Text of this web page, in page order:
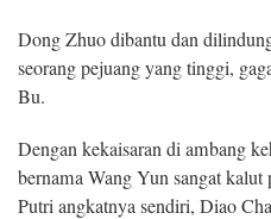
Dong Zhuo dibantu dan
seorang pejuang yang tinggi,
Bu.
Dengan kekaisaran di ambang
bernama Wang Yun sangat
Putri angkatnya sendiri, Diao